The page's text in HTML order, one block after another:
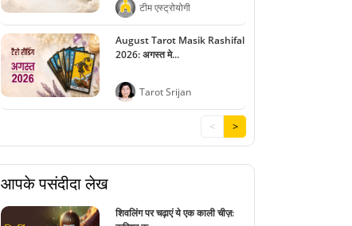
टीम एस्ट्रोयोगी
August Tarot Masik Rashifal
2026: अगस्त मे...
Tarot Srijan
< >
आपके पसंदीदा लेख
शिवलिंग पर चढ़ाएं ये एक काली चीज़: